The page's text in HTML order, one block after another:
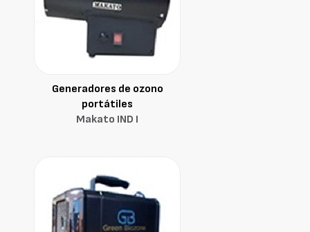
Generadores de ozono
portátiles
Makato IND I